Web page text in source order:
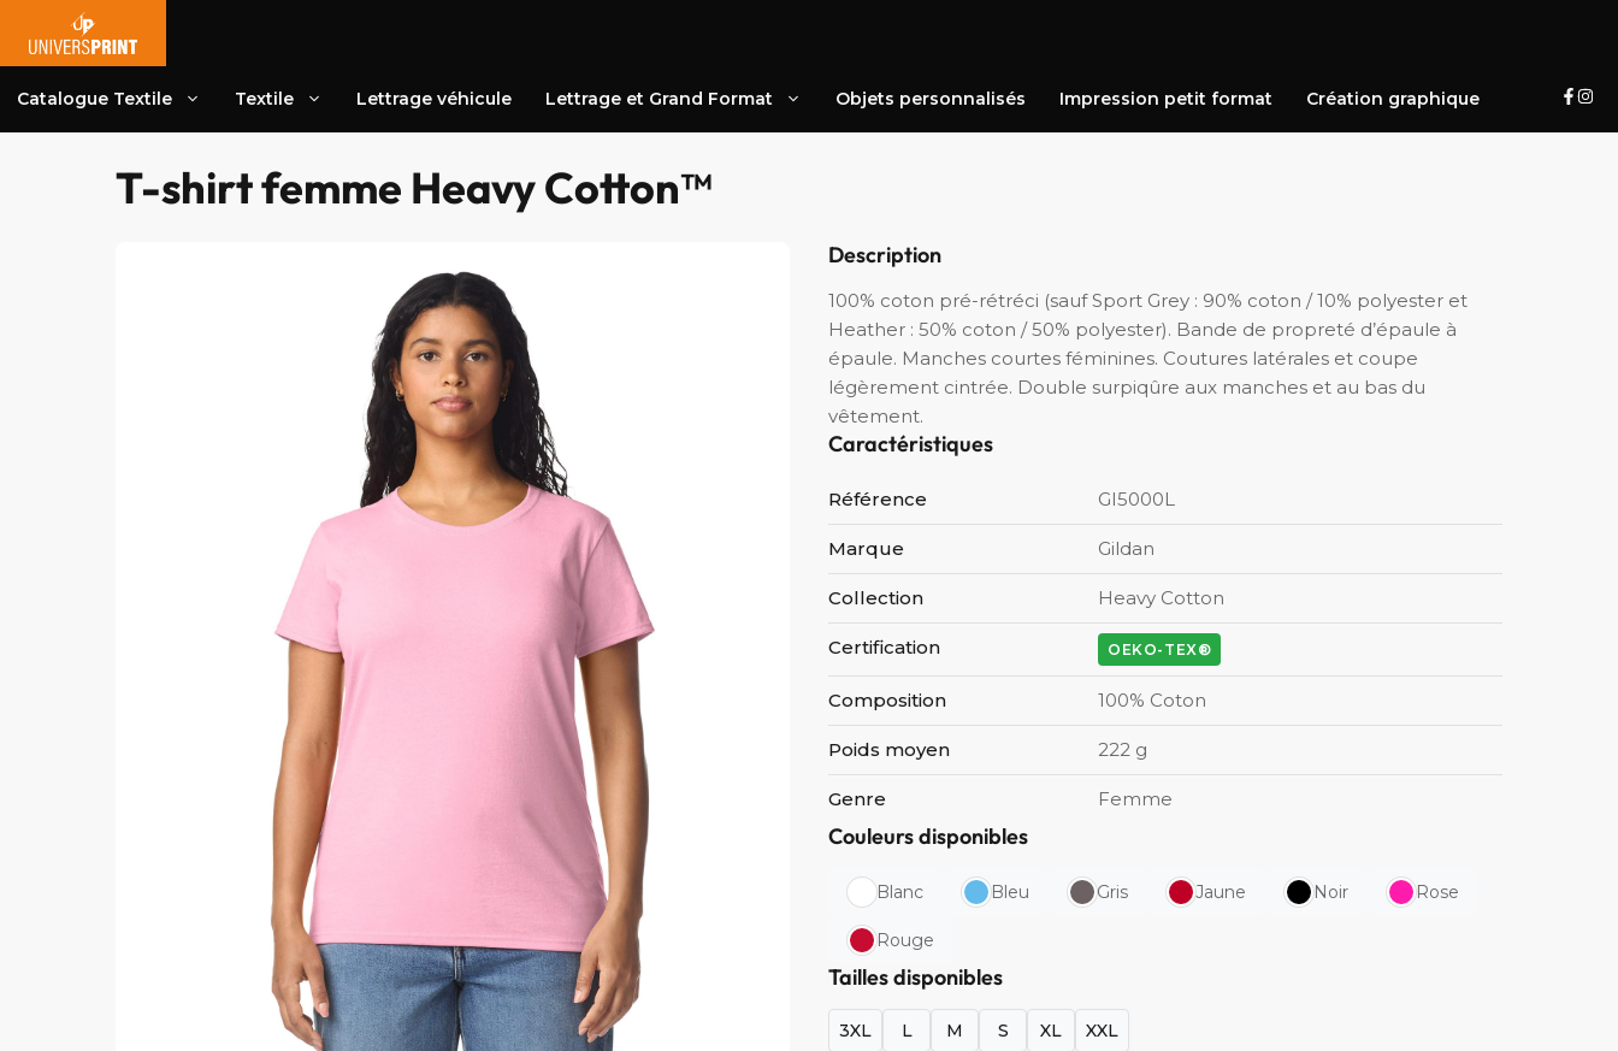
contenu
Catalogue Textile Textile Lettrage véhicule Lettrage et Grand Format Objets personnalisés Impression petit format Création graphique
T-shirt femme Heavy Cotton™
Description
100% coton pré-rétréci (sauf Sport Grey : 90% coton / 10% polyester et
Heather : 50% coton / 50% polyester). Bande de propreté d’épaule à
épaule. Manches courtes féminines. Coutures latérales et coupe
légèrement cintrée. Double surpiqûre aux manches et au bas du
vêtement.
Caractéristiques
Référence GI5000L
Marque Gildan
Collection Heavy Cotton
Certification OEKO-TEX®
Composition 100% Coton
Poids moyen 222 g
Genre Femme
Couleurs disponibles
Blanc Bleu Gris Jaune Noir Rose
Rouge
Tailles disponibles
3XL L M S XL XXL